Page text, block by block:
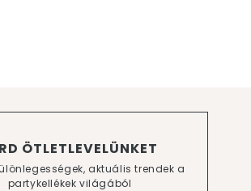
ÖTLETLEVELÜNKET
aktuális trendek a
partykellékek világából